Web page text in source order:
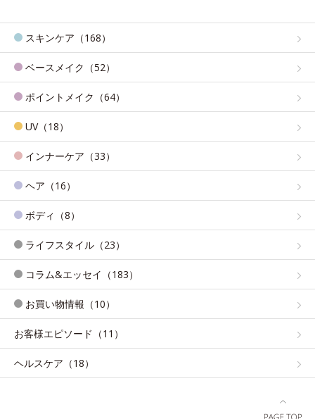
スキンケア（168）
ベースメイク（52）
ポイントメイク（64）
UV（18）
インナーケア（33）
ヘア（16）
ボディ（8）
ライフスタイル（23）
コラム&エッセイ（183）
お買い物情報（10）
お客様エピソード（11）
ヘルスケア（18）